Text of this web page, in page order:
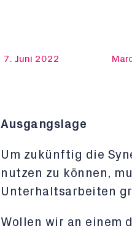
7. Juni 2022
Ausgangslage
Um zukünftig die
nutzen zu können,
Unterhaltsarbeiten
Wollen wir an einem